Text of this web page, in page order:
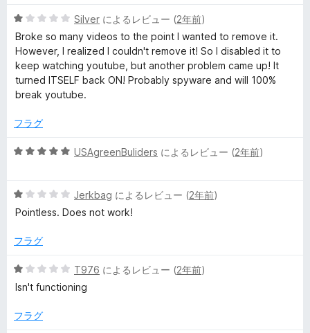
5
段
階
中
1
の
価
Silver によるレビュー (2年前)
Broke so many videos to the point I wanted to remove it.
However, I realized I couldn't remove it! So I disabled it to
keep watching youtube, but another problem came up! It
turned ITSELF back ON! Probably spyware and will 100%
break youtube.
フラグ
5
中
5
評
USAgreenBuliders によるレビュー (2年前)
5
段
中
の
評
Jerkbag によるレビュー (2年前)
Pointless. Does not work!
フラグ
5
段
中
T976 によるレビュー (2年前)
Isn't functioning
フラグ